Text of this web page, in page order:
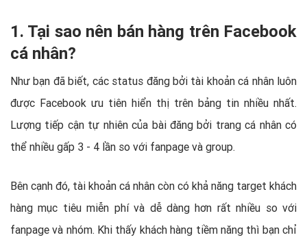
1. Tại sao nên bán hàng trên Facebook
cá nhân?
Như bạn đã biết, các status đăng bởi tài khoản cá nhân luôn
được Facebook ưu tiên hiển thị trên bảng tin nhiều nhất.
Lượng tiếp cận tự nhiên của bài đăng bởi trang cá nhân có
thể nhiều gấp 3 - 4 lần so với fanpage và group.
Bên cạnh đó, tài khoản cá nhân còn có khả năng target khách
hàng mục tiêu miễn phí và dễ dàng hơn rất nhiều so với
fanpage và nhóm. Khi thấy khách hàng tiềm năng thì bạn chỉ